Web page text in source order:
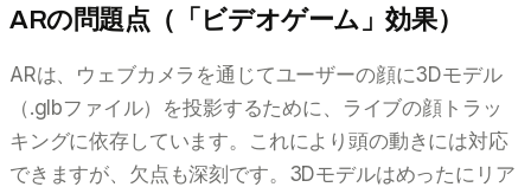
ARの問題点（「ビデオゲーム」効果）
ARは、ウェブカメラを通じてユーザーの顔に3Dモデル
（.glbファイル）を投影するために、ライブの顔トラッ
キングに依存しています。これにより頭の動きには対応
できますが、欠点も深刻です。3Dモデルはめったにリア